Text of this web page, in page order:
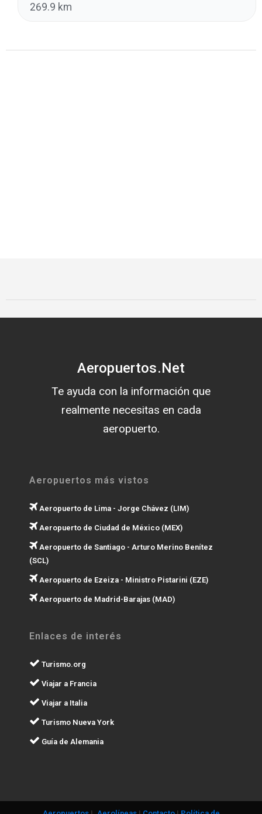
269.9 km
Aeropuertos.Net
Te ayuda con la información que
realmente necesitas en cada
aeropuerto.
Aeropuertos más vistos
Aeropuerto de Lima - Jorge Chávez (LIM)
Aeropuerto de Ciudad de México (MEX)
Aeropuerto de Santiago - Arturo Merino Benítez
(SCL)
Aeropuerto de Ezeiza - Ministro Pistarini (EZE)
Aeropuerto de Madrid-Barajas (MAD)
Enlaces de interés
Turismo.org
Viajar a Francia
Viajar a Italia
Turismo Nueva York
Guía de Alemania